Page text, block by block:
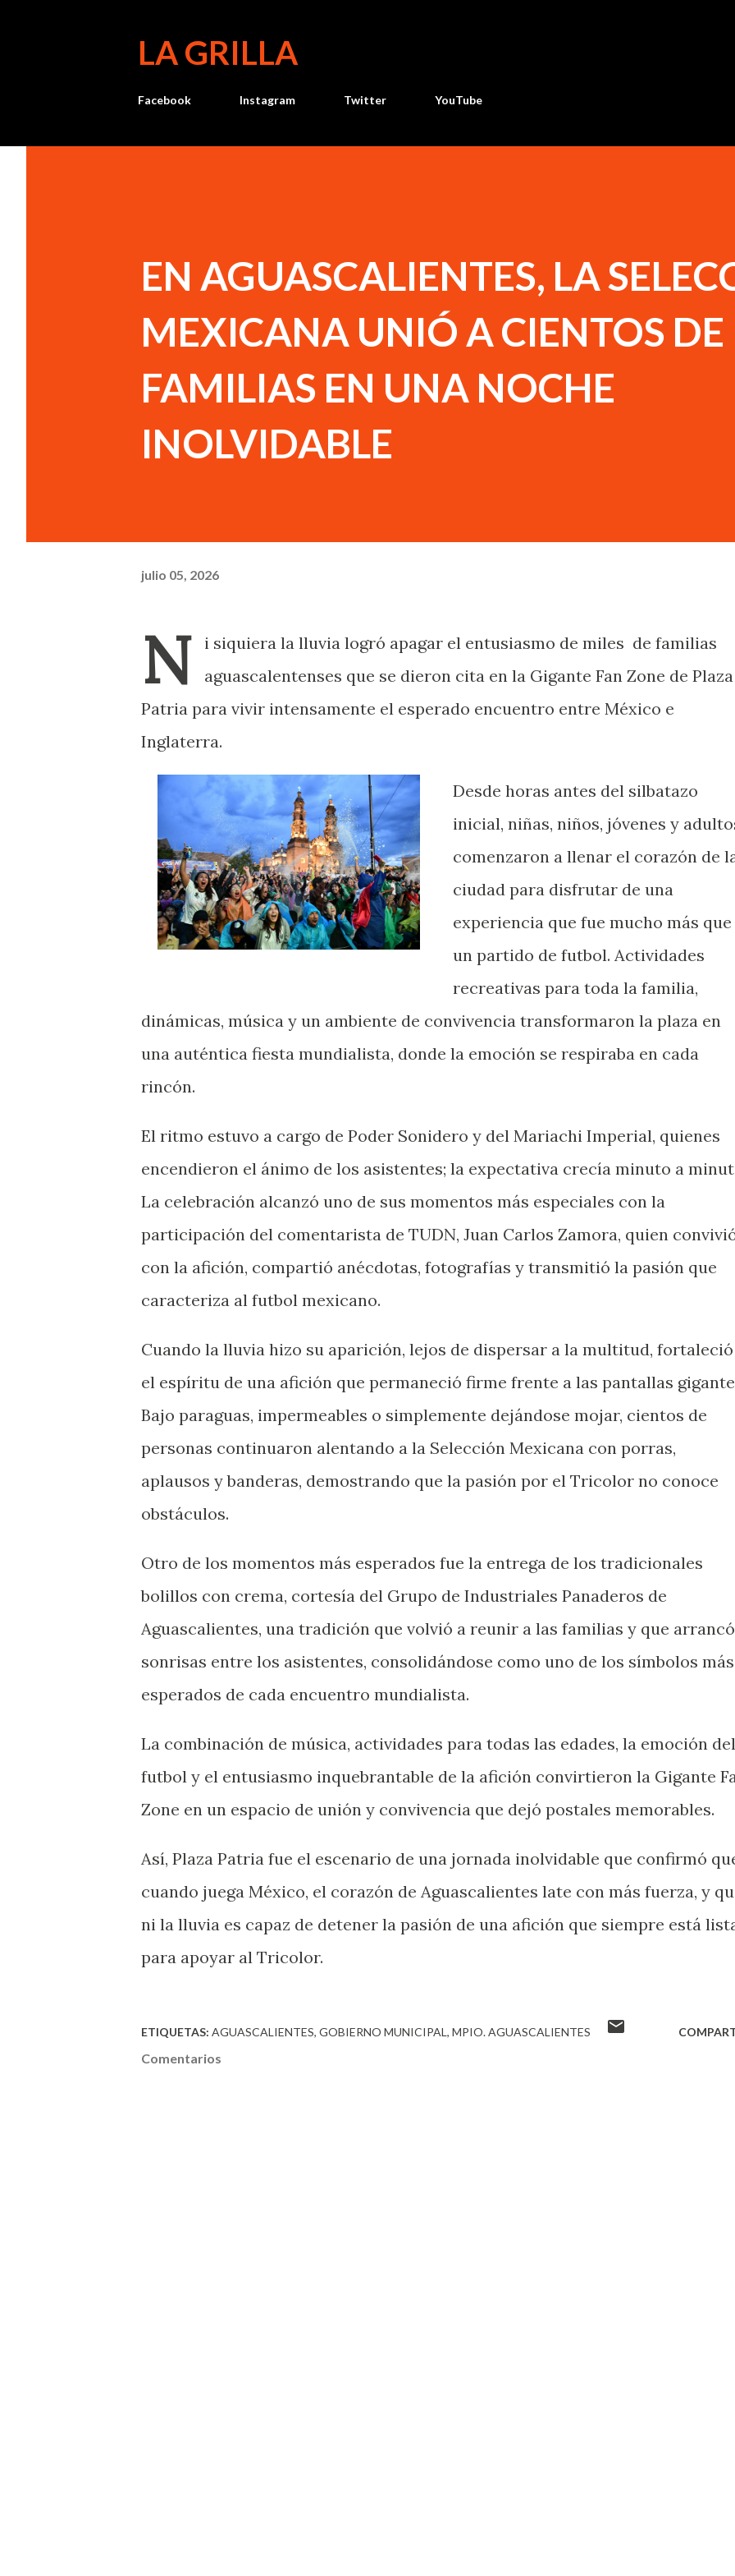
LA GRILLA
Facebook Instagram Twitter YouTube
EN AGUASCALIENTES, LA
MEXICANA UNIÓ A CIENTOS DE
FAMILIAS EN UNA NOCHE
INOLVIDABLE
julio 05, 2026
N
i siquiera la lluvia logró apagar el entusiasmo de miles de familias
aguascalentenses que se dieron cita en la Gigante Fan Zone de Plaza
Patria para vivir intensamente el esperado encuentro entre México e
Inglaterra.
Desde horas antes del silbatazo
inicial, niñas, niños, jóvenes y
comenzaron a llenar el corazón de
ciudad para disfrutar de una
experiencia que fue mucho más que
un partido de futbol. Actividades
recreativas para toda la familia,
dinámicas, música y un ambiente de convivencia transformaron la plaza en
una auténtica fiesta mundialista, donde la emoción se respiraba en cada
rincón.
El ritmo estuvo a cargo de Poder Sonidero y del Mariachi Imperial, quienes
encendieron el ánimo de los asistentes; la expectativa crecía minuto a
La celebración alcanzó uno de sus momentos más especiales con la
participación del comentarista de TUDN, Juan Carlos Zamora, quien
con la afición, compartió anécdotas, fotografías y transmitió la pasión que
caracteriza al futbol mexicano.
Cuando la lluvia hizo su aparición, lejos de dispersar a la multitud, fortaleció
el espíritu de una afición que permaneció firme frente a las pantallas
Bajo paraguas, impermeables o simplemente dejándose mojar, cientos de
personas continuaron alentando a la Selección Mexicana con porras,
aplausos y banderas, demostrando que la pasión por el Tricolor no conoce
obstáculos.
Otro de los momentos más esperados fue la entrega de los tradicionales
bolillos con crema, cortesía del Grupo de Industriales Panaderos de
Aguascalientes, una tradición que volvió a reunir a las familias y que arrancó
sonrisas entre los asistentes, consolidándose como uno de los símbolos más
esperados de cada encuentro mundialista.
La combinación de música, actividades para todas las edades, la emoción del
futbol y el entusiasmo inquebrantable de la afición convirtieron la Gigante
Zone en un espacio de unión y convivencia que dejó postales memorables.
Así, Plaza Patria fue el escenario de una jornada inolvidable que confirmó
cuando juega México, el corazón de Aguascalientes late con más fuerza, y
ni la lluvia es capaz de detener la pasión de una afición que siempre está
para apoyar al Tricolor.
ETIQUETAS: AGUASCALIENTES GOBIERNO MUNICIPAL MPIO. AGUASCALIENTES
Comentarios